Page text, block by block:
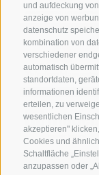
und aufdeckung
anzeige von
datenschutz
kombination von
verschiedener
automatisch
standortdaten,
informationen
erteilen, zu
wesentlichen
akzeptieren"
Cookies und
Schaltfläche
anzupassen oder